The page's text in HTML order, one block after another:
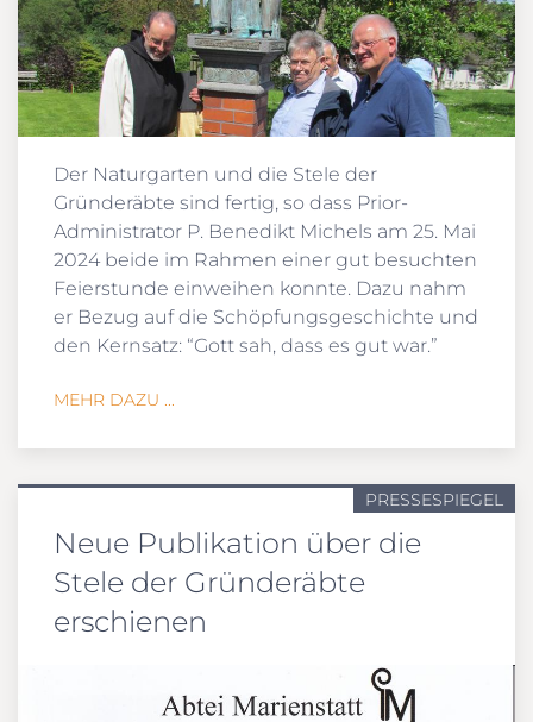
Der Naturgarten und die Stele der
Gründeräbte sind fertig, so dass Prior-
Administrator P. Benedikt Michels am 25. Mai
2024 beide im Rahmen einer gut besuchten
Feierstunde einweihen konnte. Dazu nahm
er Bezug auf die Schöpfungsgeschichte und
den Kernsatz: “Gott sah, dass es gut war.”
MEHR DAZU ...
PRESSESPIEGEL
Neue Publikation über die
Stele der Gründeräbte
erschienen